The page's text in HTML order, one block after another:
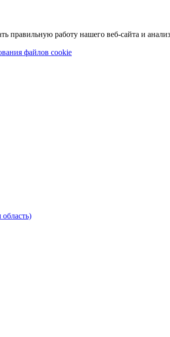
правильную работу нашего веб-сайта и
файлов cookie